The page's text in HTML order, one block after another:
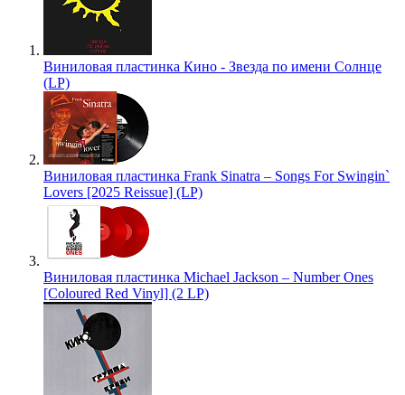
Виниловая пластинка Кино - Звезда по имени Солнце
(LP)
Виниловая пластинка Frank Sinatra – Songs For Swingin`
Lovers [2025 Reissue] (LP)
Виниловая пластинка Michael Jackson – Number Ones
[Coloured Red Vinyl] (2 LP)